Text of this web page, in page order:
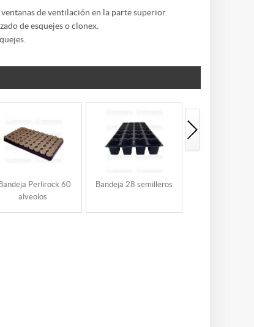
de ventilación en la parte superior.
de esquejes o clonex.
Bandeja Perlirock 60
alveolos
Bandeja 28 semilleros